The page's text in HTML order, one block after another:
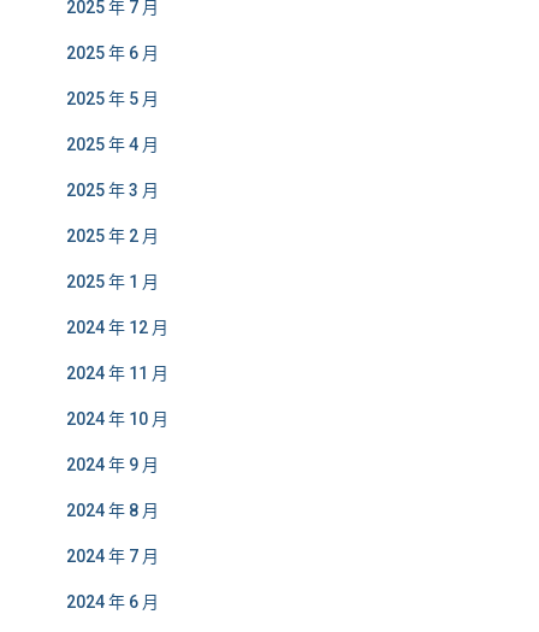
2025 年 7 月
2025 年 6 月
2025 年 5 月
2025 年 4 月
2025 年 3 月
2025 年 2 月
2025 年 1 月
2024 年 12 月
2024 年 11 月
2024 年 10 月
2024 年 9 月
2024 年 8 月
2024 年 7 月
2024 年 6 月